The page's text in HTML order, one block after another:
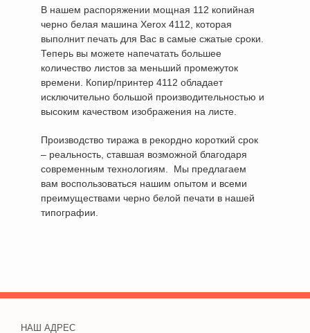
В нашем распоряжении мощная 112 копийная
черно белая машина Xerox 4112, которая
выполнит печать для Вас в самые сжатые сроки.
Теперь вы можете напечатать большее
количество листов за меньший промежуток
времени. Копир/принтер 4112 обладает
исключительно большой производительностью и
высоким качеством изображения на листе.
Производство тиража в рекордно короткий срок
– реальность, ставшая возможной благодаря
современным технологиям. Мы предлагаем
вам воспользоваться нашим опытом и всеми
преимуществами черно белой печати в нашей
типографии.
НАШ АДРЕС